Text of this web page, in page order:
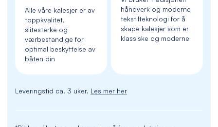
Alle våre kalesjer er av
toppkvalitet,
slitesterke og
værbestandige for
optimal beskyttelse av
båten din
håndverk og moderne
tekstilteknologi for å
skape kalesjer som er
klassiske og moderne
Leveringstid ca. 3 uker. Les mer her